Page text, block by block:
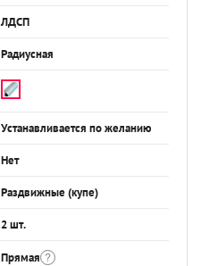
ЛДСП
Радиусная
Устанавливается по желанию
Нет
Раздвижные (купе)
2 шт.
Прямая